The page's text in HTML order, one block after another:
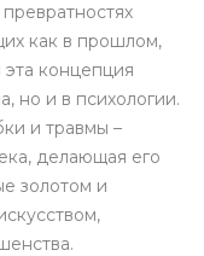
как в прошлом,
концепция
но и в психологии.
и травмы –
делающая его
золотом и